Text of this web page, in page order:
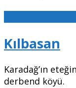
Kılbasan
Karadağ’ın
derbend köyü.